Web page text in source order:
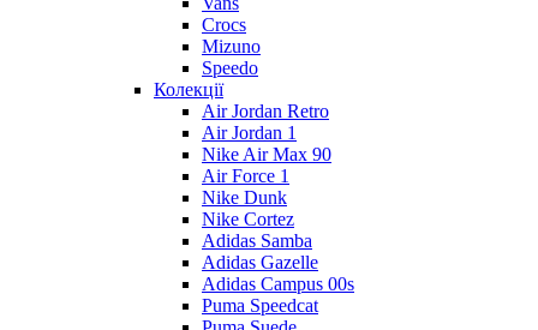
Crocs
Mizuno
Speedo
Колекції
Air Jordan Retro
Air Jordan 1
Nike Air Max 90
Air Force 1
Nike Dunk
Nike Cortez
Adidas Samba
Adidas Gazelle
Adidas Campus 00s
Puma Speedcat